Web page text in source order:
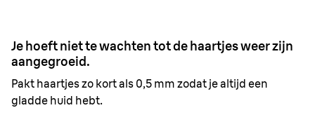
Je hoeft niet te wachten tot de haartjes weer zijn
aangegroeid.
Pakt haartjes zo kort als 0,5 mm zodat je altijd een
gladde huid hebt.